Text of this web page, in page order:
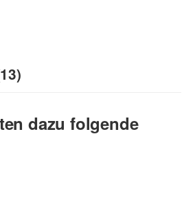
dazu folgende